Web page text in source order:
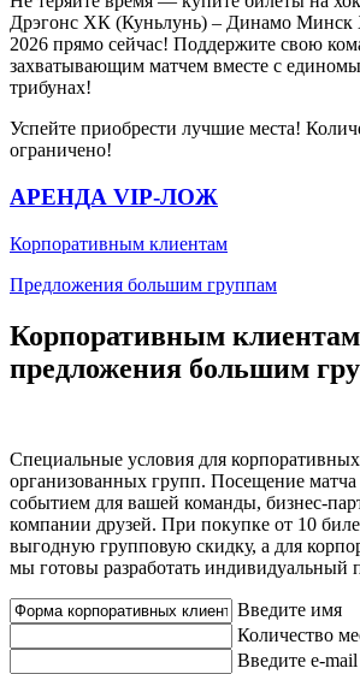
Дрэгонс ХК (Куньлунь) – Динамо Минск
2026 прямо сейчас! Поддержите свою
захватывающим матчем вместе с
трибунах!
Успейте приобрести лучшие места!
ограничено!
АРЕНДА VIP-ЛОЖ
Корпоративным клиентам
Предложения большим группам
Корпоративным
предложения большим
Специальные условия для
организованных групп. Посещение матча
событием для вашей команды, бизнес-
компании друзей. При покупке от 10
выгодную групповую скидку, а для
мы готовы разработать индивидуальный
Введите имя
Количество
Введите e-mail